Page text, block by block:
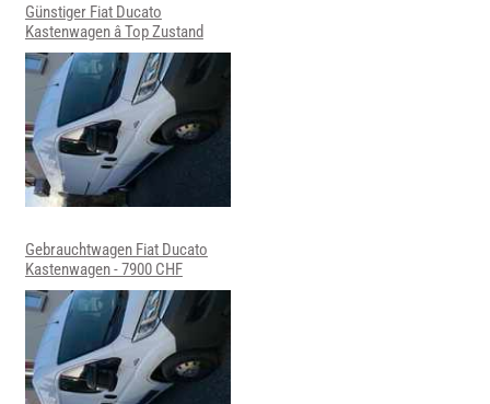
Günstiger Fiat Ducato
Kastenwagen â Top Zustand
Gebrauchtwagen Fiat Ducato
Kastenwagen - 7900 CHF